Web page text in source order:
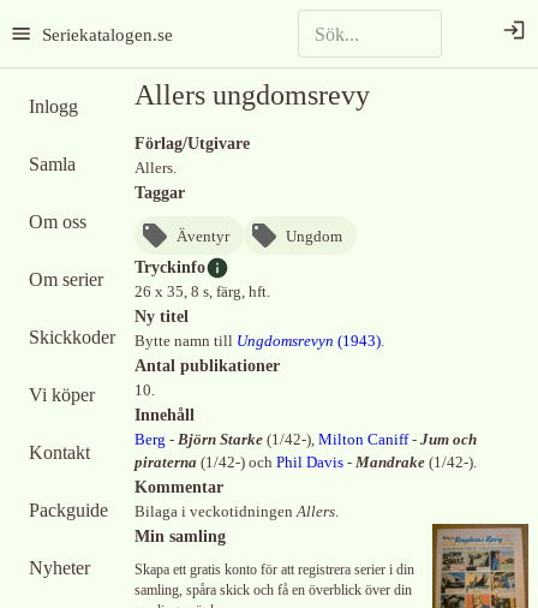
Seriekatalogen.se
Inlogg
Samla
Om oss
Om serier
Skickkoder
Vi köper
Kontakt
Packguide
Nyheter
Allers ungdomsrevy
Förlag/Utgivare
Allers.
Taggar
Äventyr
Ungdom
Tryckinfo
26 x 35, 8 s, färg, hft.
Ny titel
Bytte namn till Ungdomsrevyn (1943).
Antal publikationer
10.
Innehåll
Berg - Björn Starke (1/42-), Milton Caniff- Jum och
piraterna (1/42-) och Phil Davis - Mandrake (1/42-).
Kommentar
Bilaga i veckotidningenAllers.
Min samling
Skapa ett gratis konto för att registrera serier i din
samling, spåra skick och få en överblick över din